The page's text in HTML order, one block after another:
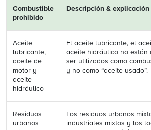
Combustible
prohibido
Descripción & explicación
Aceite
lubricante,
aceite de
motor y
aceite
hidráulico
El aceite lubricante, el
aceite hidráulico no están
ser utilizados como
y no como “aceite usado”.
Residuos
urbanos
Los residuos urbanos
industriales mixtos y los